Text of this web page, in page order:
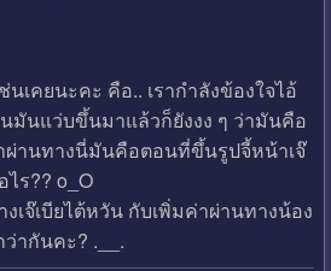
เคยนะคะ คือ.. เรากำลังข้องใจไอ้
มันแว่บขึ้นมาแล้วก็ยังงง ๆ ว่ามันคือ
ผ่านทางนี่มันคือตอนที่ขึ้นรูปจี้หน้าเจ๊
ร?? o_O
เจ๊เบียไต้หวัน กับเพิ่มค่าผ่านทางน้อง
ากันคะ? .__.